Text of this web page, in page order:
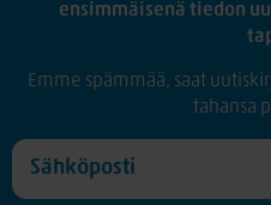
ensimmäisenä tiedon
Emme spämmää, saat
tahansa